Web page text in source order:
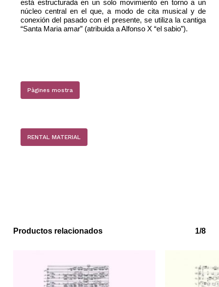
No hay productos en el carrito.
está estructurada en un solo movimiento en torno a un
núcleo central en el que, a modo de cita musical y de
conexión del pasado con el presente, se utiliza la cantiga
“Santa Maria amar” (atribuida a Alfonso X “el sabio”).
Pàgines mostra
RENTAL MATERIAL
Productos relacionados 1/8